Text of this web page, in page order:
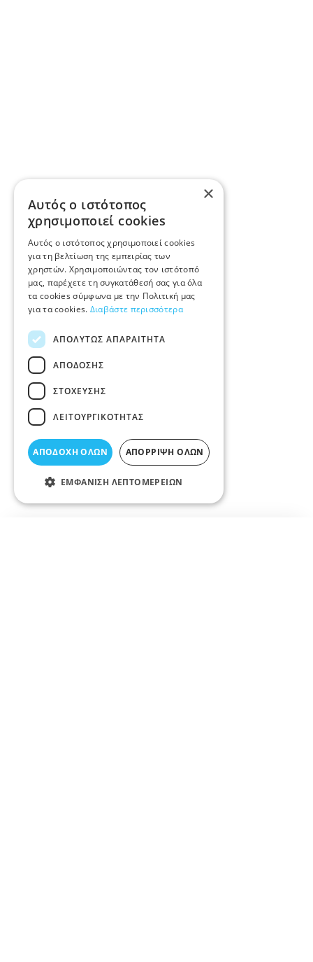
×
Αυτός ο ιστότοπος
χρησιμοποιεί cookies
Αυτός ο ιστότοπος χρησιμοποιεί cookies
για τη βελτίωση της εμπειρίας των
χρηστών. Χρησιμοποιώντας τον ιστότοπό
μας, παρέχετε τη συγκατάθεσή σας για όλα
τα cookies σύμφωνα με την Πολιτική μας
για τα cookies. Διαβάστε περισσότερα
ΑΠΟΛΎΤΩΣ ΑΠΑΡΑΊΤΗΤΑ
ΑΠΌΔΟΣΗΣ
ΣΤΌΧΕΥΣΗΣ
ΛΕΙΤΟΥΡΓΙΚΌΤΗΤΑΣ
ΑΠΟΔΟΧΉ ΌΛΩΝ ΑΠΌΡΡΙΨΗ ΌΛΩΝ
ΕΜΦΆΝΙΣΗ ΛΕΠΤΟΜΕΡΕΙΏΝ